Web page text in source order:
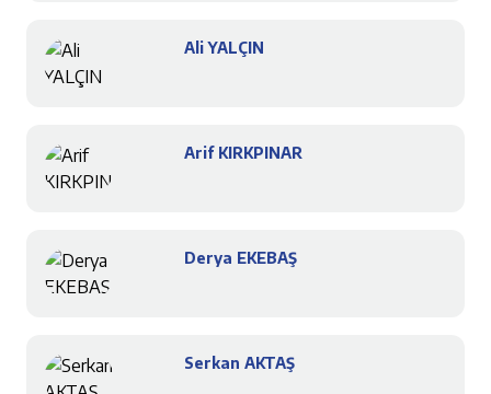
Ali YALÇIN
Arif KIRKPINAR
Derya EKEBAŞ
Serkan AKTAŞ